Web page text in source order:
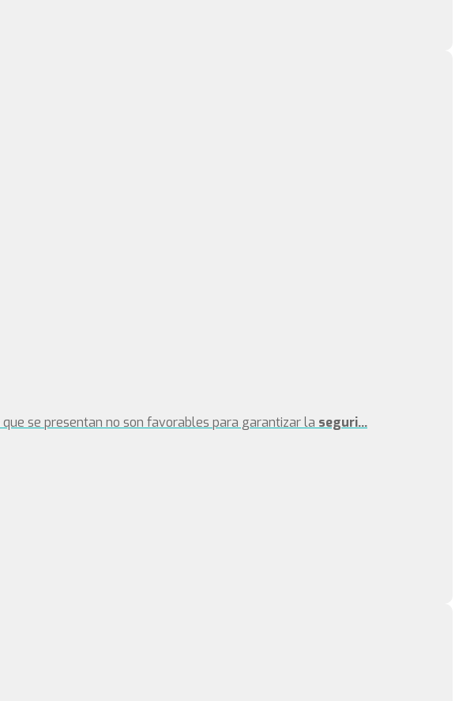
que se presentan no son favorables para garantizar la seguri...